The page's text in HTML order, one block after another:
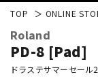
TOP ONLINE
Roland
PD-8 [Pad]
ドラステサマーセール